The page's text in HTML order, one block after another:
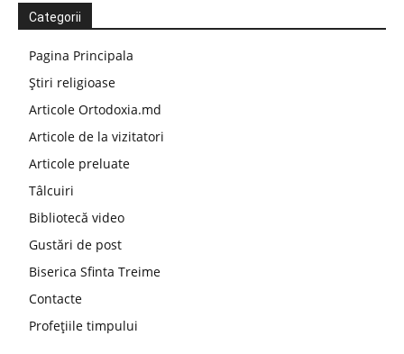
Categorii
Pagina Principala
Știri religioase
Articole Ortodoxia.md
Articole de la vizitatori
Articole preluate
Tâlcuiri
Bibliotecă video
Gustări de post
Biserica Sfinta Treime
Contacte
Profețiile timpului